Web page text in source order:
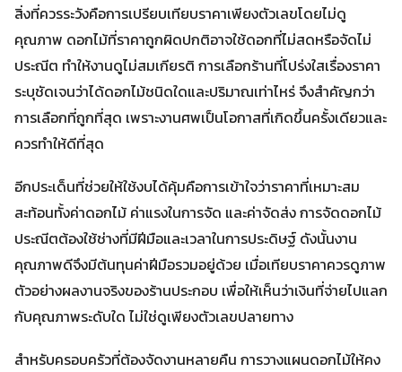
สิ่งที่ควรระวังคือการเปรียบเทียบราคาเพียงตัวเลขโดยไม่ดู
คุณภาพ ดอกไม้ที่ราคาถูกผิดปกติอาจใช้ดอกที่ไม่สดหรือจัดไม่
ประณีต ทำให้งานดูไม่สมเกียรติ การเลือกร้านที่โปร่งใสเรื่องราคา
ระบุชัดเจนว่าได้ดอกไม้ชนิดใดและปริมาณเท่าไหร่ จึงสำคัญกว่า
การเลือกที่ถูกที่สุด เพราะงานศพเป็นโอกาสที่เกิดขึ้นครั้งเดียวและ
ควรทำให้ดีที่สุด
อีกประเด็นที่ช่วยให้ใช้งบได้คุ้มคือการเข้าใจว่าราคาที่เหมาะสม
สะท้อนทั้งค่าดอกไม้ ค่าแรงในการจัด และค่าจัดส่ง การจัดดอกไม้
ประณีตต้องใช้ช่างที่มีฝีมือและเวลาในการประดิษฐ์ ดังนั้นงาน
คุณภาพดีจึงมีต้นทุนค่าฝีมือรวมอยู่ด้วย เมื่อเทียบราคาควรดูภาพ
ตัวอย่างผลงานจริงของร้านประกอบ เพื่อให้เห็นว่าเงินที่จ่ายไปแลก
กับคุณภาพระดับใด ไม่ใช่ดูเพียงตัวเลขปลายทาง
สำหรับครอบครัวที่ต้องจัดงานหลายคืน การวางแผนดอกไม้ให้คง